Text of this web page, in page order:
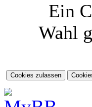
Ein
Wahl